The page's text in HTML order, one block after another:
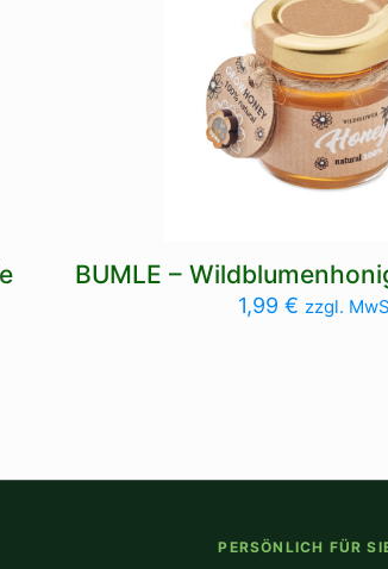
BUMLE –
1,99 € zzgl.
PERSÖNLICH FÜR